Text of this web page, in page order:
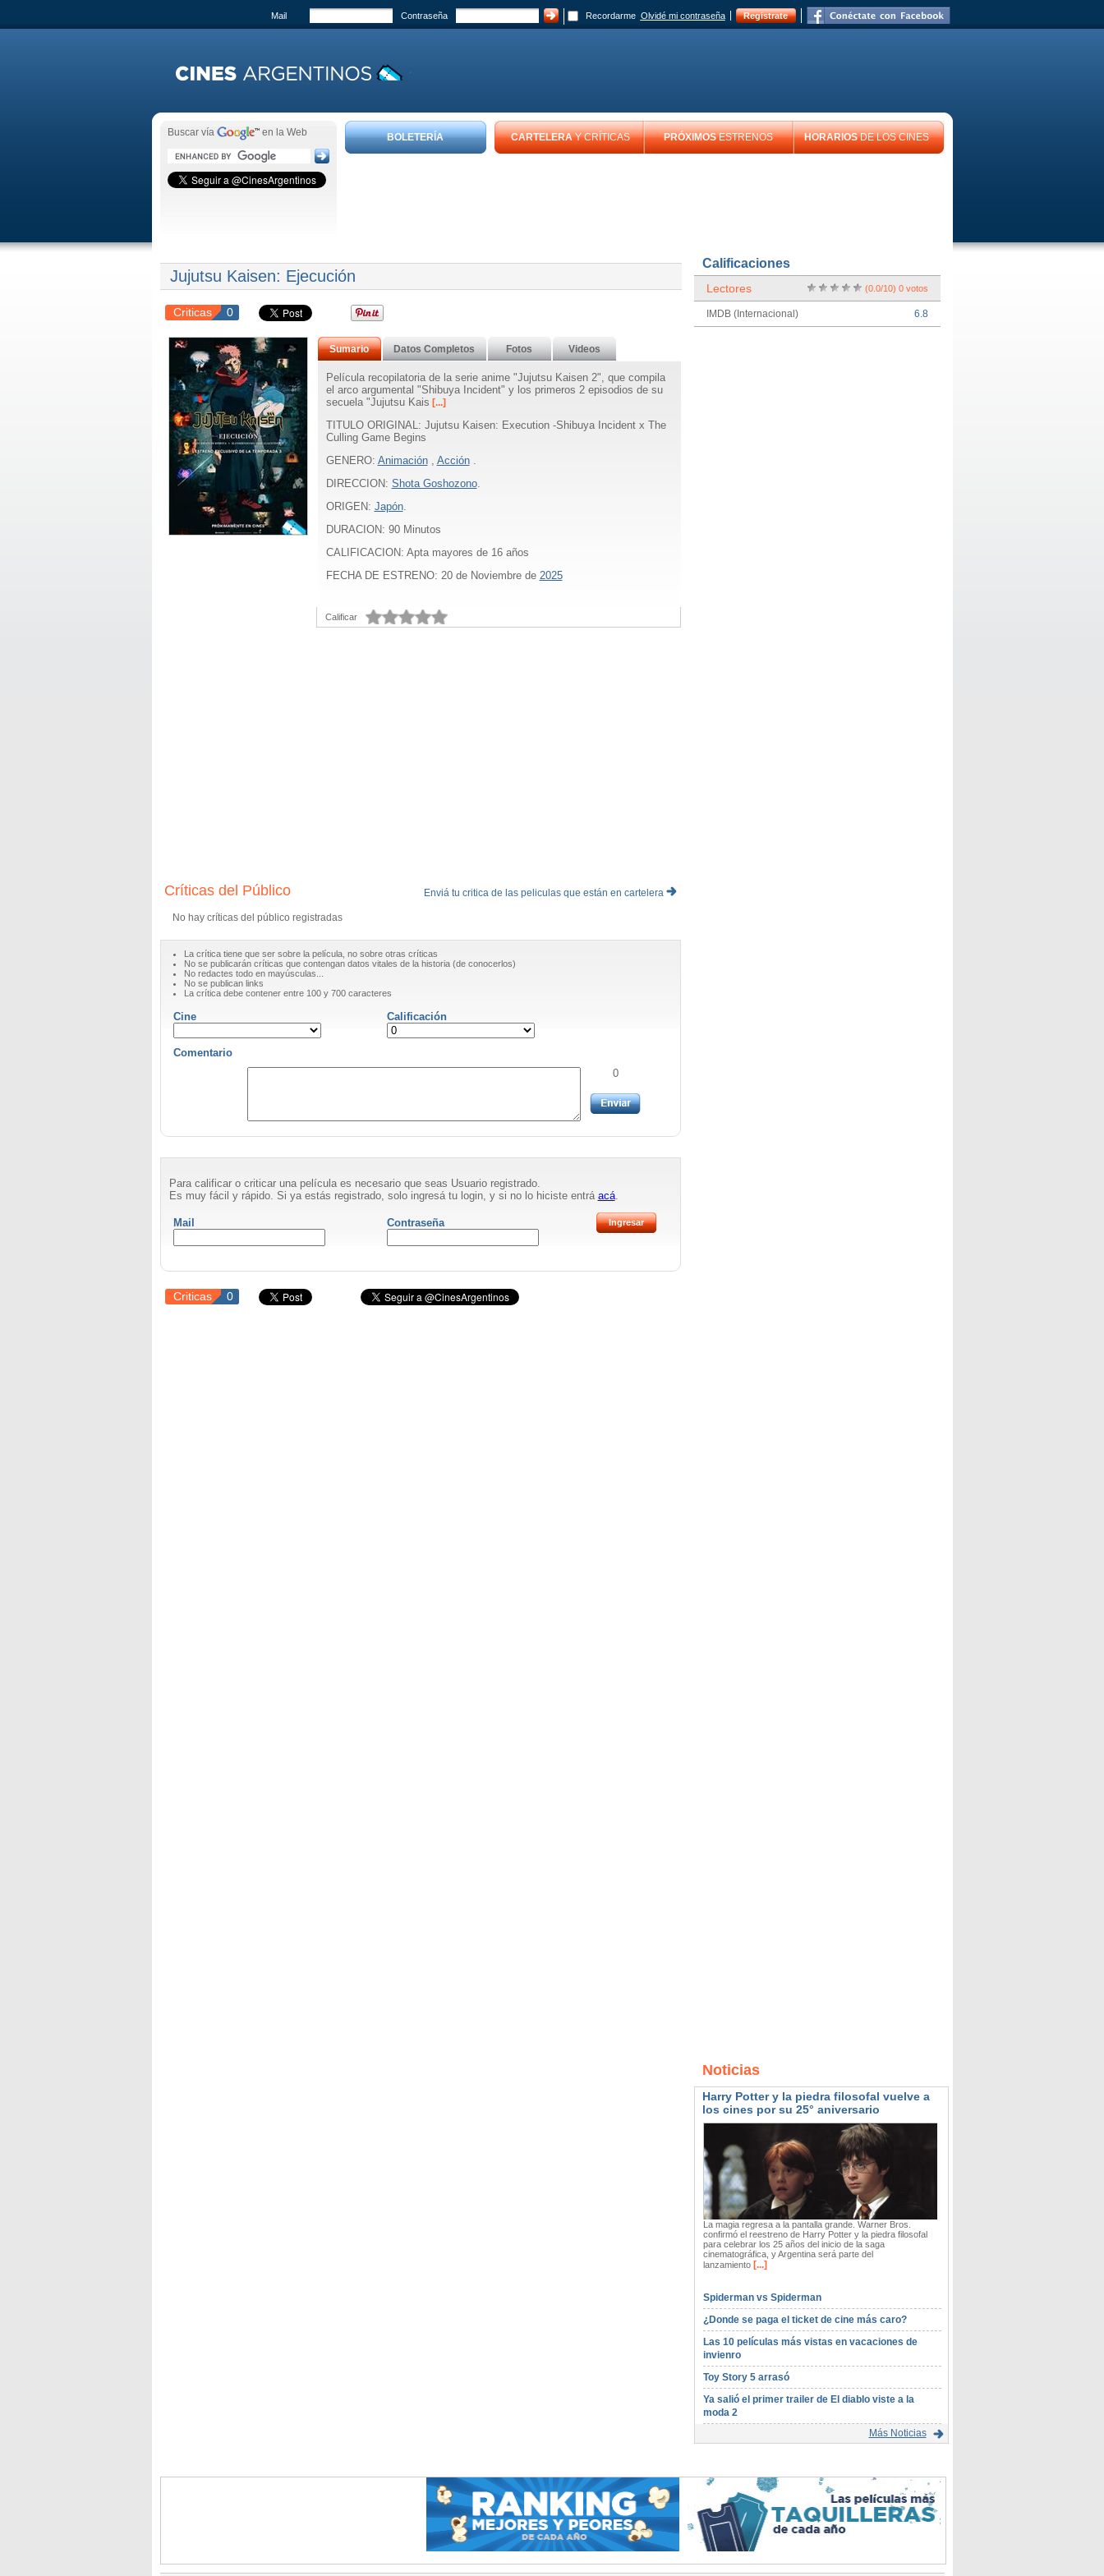
Mail Contraseña Recordarme Olvidé mi contraseña Registrate
Buscar vía en la Web BOLETERÍA CARTELERAY CRÍTICAS PRÓXIMOSESTRENOS HORARIOSDE LOS CINES
Jujutsu Kaisen: Ejecución
Criticas 0
Sumario Datos Completos Fotos Videos
Película recopilatoria de la serie anime "Jujutsu Kaisen 2", que compila
el arco argumental "Shibuya Incident" y los primeros 2 episodios de su
secuela "Jujutsu Kais [...]
TITULO ORIGINAL: Jujutsu Kaisen: Execution -Shibuya Incident x The
Culling Game Begins
GENERO: Animación, Acción.
DIRECCION: Shota Goshozono.
ORIGEN: Japón.
DURACION: 90Minutos
CALIFICACION: Apta mayores de 16 años
FECHA DE ESTRENO: 20 de Noviembre de 2025
Calificar
Enviá tu critica de las peliculas que están en cartelera
Críticas del Público
No hay críticas del público registradas
La crítica tiene que ser sobre la película, no sobre otras críticas
No se publicarán críticas que contengan datos vitales de la historia (de conocerlos)
No redactes todo en mayúsculas...
No se publican links
La crítica debe contener entre 100 y 700 caracteres
Cine Calificación
Comentario
0
Para calificar o criticar una película es necesario que seas Usuario registrado.
Es muy fácil y rápido. Si ya estás registrado, solo ingresá tu login, y si no lo hiciste entrá acá.
Mail Contraseña
Criticas 0
Calificaciones
Lectores (0.0/10) 0votos
IMDB (Internacional) 6.8
Noticias
Harry Potter y la piedra filosofal vuelve a
los cines por su 25° aniversario
La magia regresa a la pantalla grande. Warner Bros.
confirmó el reestreno de Harry Potter y la piedra filosofal
para celebrar los 25 años del inicio de la saga
cinematográfica, y Argentina será parte del
lanzamiento[...]
Spiderman vs Spiderman
¿Donde se paga el ticket de cine más caro?
Las 10 películas más vistas en vacaciones de
invienro
Toy Story 5 arrasó
Ya salió el primer trailer de El diablo viste a la
moda 2
Más Noticias